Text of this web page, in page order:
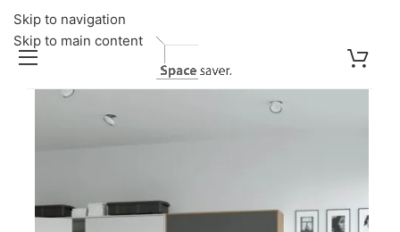
Skip to navigation
Skip to main content